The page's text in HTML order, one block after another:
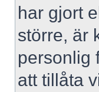
har gjort
större, är
personlig
att tillåta